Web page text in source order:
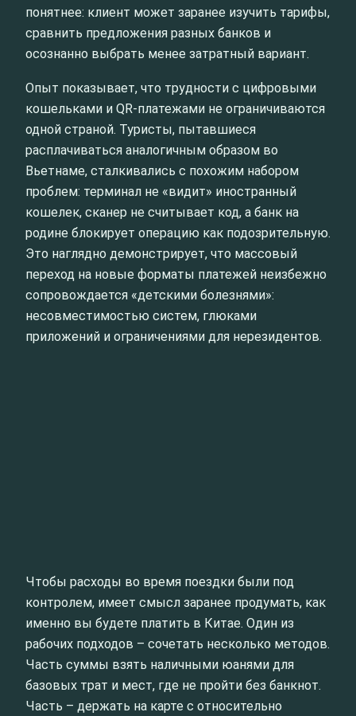
понятнее: клиент может заранее изучить тарифы,
сравнить предложения разных банков и
осознанно выбрать менее затратный вариант.
Опыт показывает, что трудности с цифровыми
кошельками и QR-платежами не ограничиваются
одной страной. Туристы, пытавшиеся
расплачиваться аналогичным образом во
Вьетнаме, сталкивались с похожим набором
проблем: терминал не «видит» иностранный
кошелек, сканер не считывает код, а банк на
родине блокирует операцию как подозрительную.
Это наглядно демонстрирует, что массовый
переход на новые форматы платежей неизбежно
сопровождается «детскими болезнями»:
несовместимостью систем, глюками
приложений и ограничениями для нерезидентов.
Чтобы расходы во время поездки были под
контролем, имеет смысл заранее продумать, как
именно вы будете платить в Китае. Один из
рабочих подходов – сочетать несколько методов.
Часть суммы взять наличными юанями для
базовых трат и мест, где не пройти без банкнот.
Часть – держать на карте с относительно